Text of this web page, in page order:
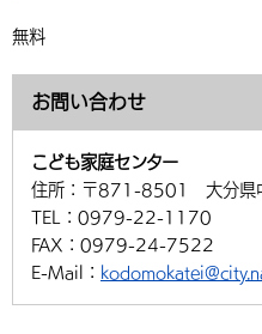
無料
お問い合わせ
こども家庭センター
住所： 〒871-8501 大分県
TEL： 0979-22-1170
FAX： 0979-24-7522
E-Mail：